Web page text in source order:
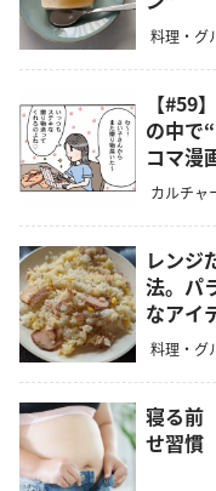
料理・グ
【#59
の中で
コマ漫
カルチャ
レンジ
法。パ
なアイ
料理・グ
寝る前
せ習慣